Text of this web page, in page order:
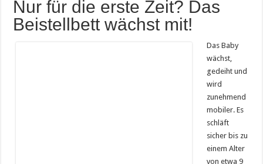
Nur für die erste Zeit? Das
Beistellbett wächst mit!
Das Baby
wächst,
gedeiht und
wird
zunehmend
mobiler. Es
schläft
sicher bis zu
einem Alter
von etwa 9